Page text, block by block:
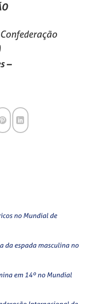
–
no Mundial de
da espada masculina no
em 14º no Mundial